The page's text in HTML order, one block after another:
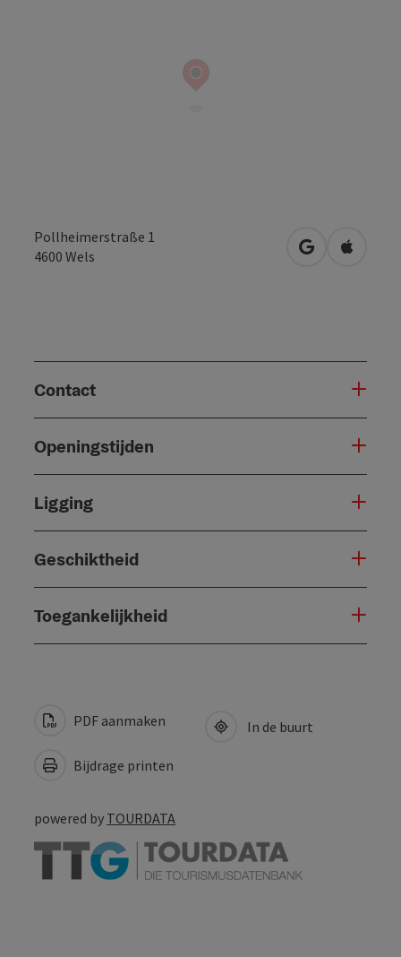
Pollheimerstraße 1
4600 Wels Openen in
Contact
Openingstijden
Ligging
Geschiktheid
Toegankelijkheid
PDF aanmaken
Bijdrage printen
In de buurt
powered by TOURDATA